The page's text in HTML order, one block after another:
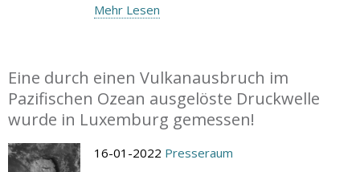
Mehr Lesen
Eine durch einen Vulkanausbruch im
Pazifischen Ozean ausgelöste Druckwelle
wurde in Luxemburg gemessen!
16-01-2022 Presseraum